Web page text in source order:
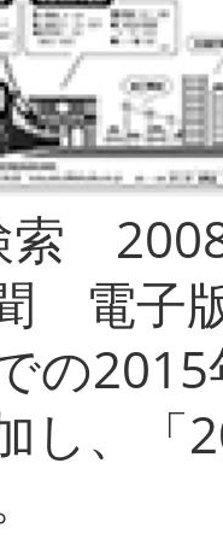
索
電子
の
し、「